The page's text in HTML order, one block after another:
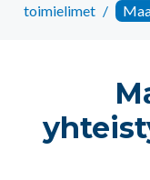
toimielimet /